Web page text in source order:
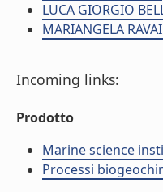
LUCA GIORGIO
MARIANGELA
Incoming links:
Prodotto
Marine science
Processi